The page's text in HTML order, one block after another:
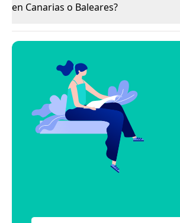
en Canarias o Baleares?